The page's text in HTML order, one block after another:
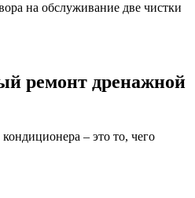
на обслуживание две чистки
ремонт дренажной
– это то, чего